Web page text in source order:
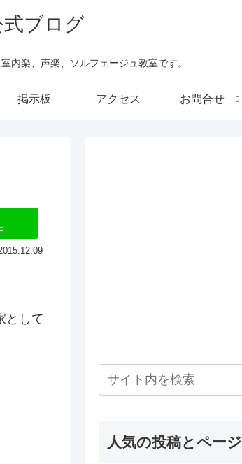
内楽、声楽、ソルフェージュ教室です。
掲示板 アクセス お問合せ
として
人気の投稿とページ